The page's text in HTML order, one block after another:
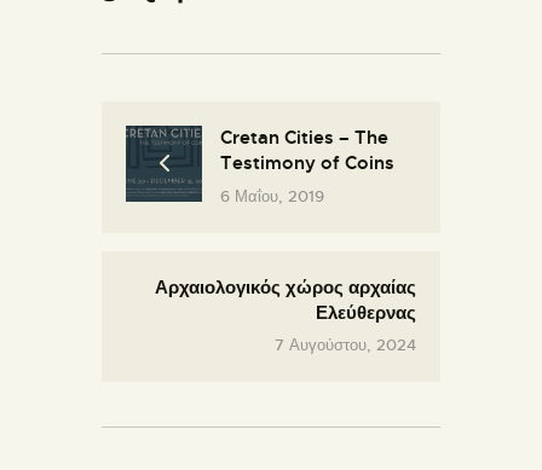
Cretan Cities – The
Testimony of Coins
6 Μαΐου, 2019
Αρχαιολογικός χώρος αρχαίας
Ελεύθερνας
7 Αυγούστου, 2024